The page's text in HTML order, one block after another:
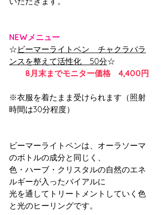
NEWメニュー
☆ ビーマーライトペン　チャクラバラ
ンスを整えて活性化　50分☆
8月末までモニター価格　4,400円
※衣服を着たまま受けられます（照射
時間は30分程度）
ビーマーライトペンは、オーラソーマ
のボトルの成分と同じく、
色・ハーブ・クリスタルの自然のエネ
ルギーが入ったバイアルに
光を通してトリートメントしていく色
と光のヒーリングです。